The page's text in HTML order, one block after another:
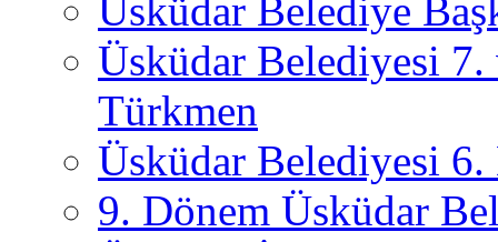
Üsküdar Belediye
Üsküdar Belediyesi
Türkmen
Üsküdar Belediyesi 6.
9. Dönem Üsküdar